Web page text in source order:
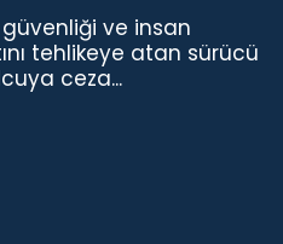
ve insan
tehlikeye atan sürücü
ceza...